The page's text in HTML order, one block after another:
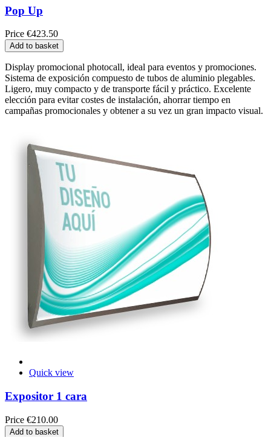
Pop Up
Price €423.50
Add to basket
Display promocional photocall, ideal para eventos y promociones.
Sistema de exposición compuesto de tubos de aluminio plegables.
Ligero, muy compacto y de transporte fácil y práctico. Excelente
elección para evitar costes de instalación, ahorrar tiempo en
campañas promocionales y obtener a su vez un gran impacto visual.
Quick view
Expositor 1 cara
Price €210.00
Add to basket